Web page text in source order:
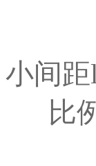
小间
比